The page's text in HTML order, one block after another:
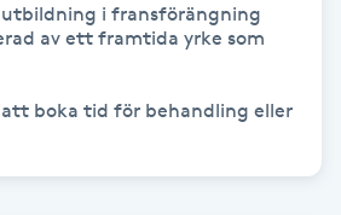
i fransförängning
av ett framtida yrke som
boka tid för behandling eller